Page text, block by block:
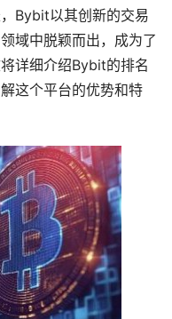
Bybit以其创新的交易
域中脱颖而出，成为了
详细介绍Bybit的排名
这个平台的优势和特